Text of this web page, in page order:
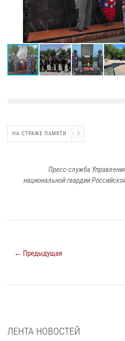
НА СТРАЖЕ ПАМЯТИ 3
Пресс-служба
национальной гвардии
← Предыдущая
ЛЕНТА НОВОСТЕЙ